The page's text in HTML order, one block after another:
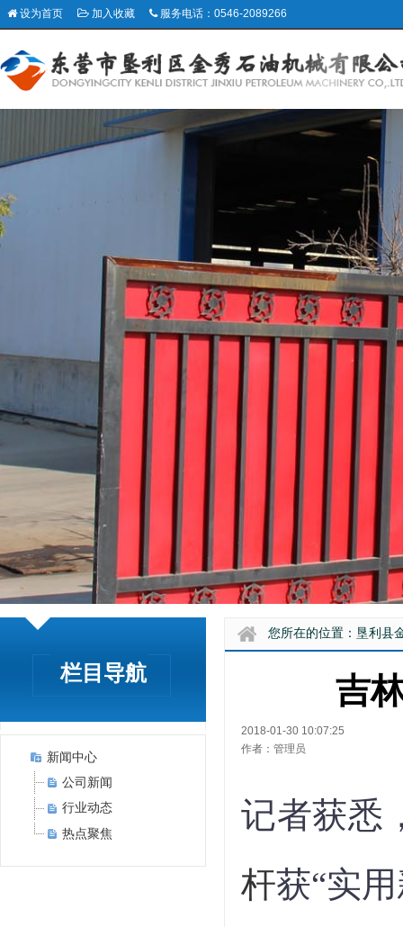
设为首页 加入收藏 服务电话：0546-2089266
栏目导航
新闻中心
公司新闻
行业动态
热点聚焦
您所在的位置： 垦利县
吉
2018-01-30 10:07:25
作者：管理员
记者获悉
杆获“实